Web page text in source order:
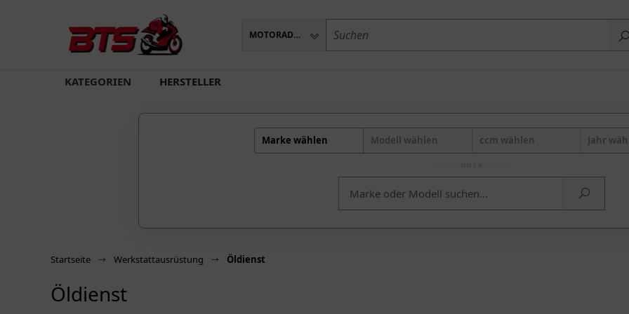
MOTORADTEILE
KATEGORIEN HERSTELLER
Marke wählen Modell wählen ccm wählen Jahr
Startseite Werkstattausrüstung Öldienst
Öldienst